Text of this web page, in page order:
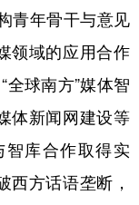
青年骨干与意见
领域的应用合作
全球南方”媒体智
体新闻网建设等
智库合作取得实
西方话语垄断，